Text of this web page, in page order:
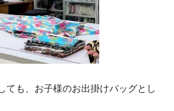
ても、お子様のお出掛けバッグとし